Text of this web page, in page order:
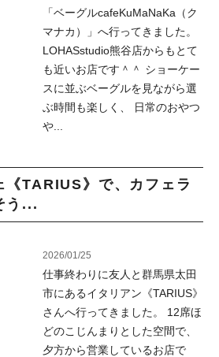
「ベーグルcafeKuMaNaKa（ク
マナカ）」へ行ってきました。
LOHASstudio熊谷店からもとて
も近いお店です＾＾ ショーケー
スに並ぶベーグルを見ながら選
ぶ時間も楽しく、 日常のおやつ
や...
《TARIUS》で、カフェラ
う...
2026/01/25
仕事終わりに友人と群馬県太田
市にあるイタリアン《TARIUS》
さんへ行ってきました。 12席ほ
どのこじんまりとした空間で、
夕方から営業しているお店で